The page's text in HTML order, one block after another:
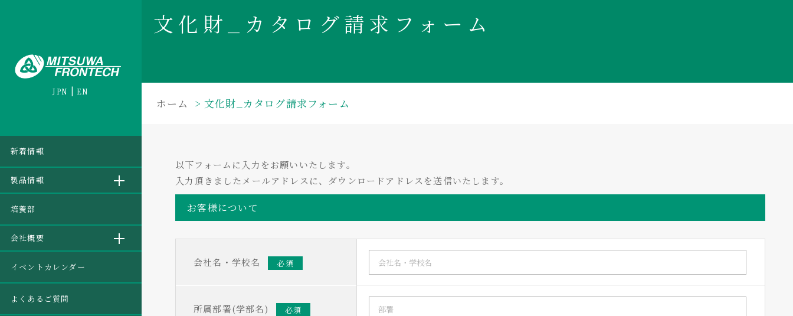
JPN EN
新着情報
製品情報
培養部
会社概要
イベントカレンダー
よくあるご質問
文化財_カタログ請求フォーム
ホーム 文化財_カタログ請求フォーム
以下フォームに入力をお願いいたします。
入力頂きましたメールアドレスに、ダウンロードアドレスを送信いたします。
お客様について
会社名・学校名 必須
所属部署(学部名) 必須